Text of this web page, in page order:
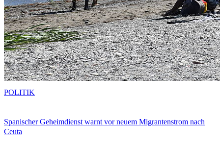
Spanischer Geheimdienst warnt vor neuem Migrantenstrom nach
Ceuta
POLITIK